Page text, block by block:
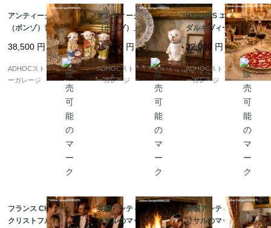
想像できます。とくにこの瓶が長らく薬品（エリクサー）を
保管していたのであれば、内容物の乾燥とともに沈着した痕
跡が白く残っていても不思議ではありません。※AIによる調
査を参考にしています。
アンティーク BONZO
（ボンゾ）音楽隊フィ
ギュア3体セット 日本
製 ビスク陶器 1930年
代ヴィンテージ
38,500 円
ADHOCストア・イエロ
ーガレージ
アンティーク「BONZO
（ボンゾ）」フレンチ
ブルドッグ陶器フィギ
ュア（1920年代・ドイ
ツ製）
16,500 円
ADHOCストア・イエロ
ーガレージ
HERMÈS エルメス “ガ
ダルキヴィール” デザ
ートプレート 21cm 赤
幾何学模様
22,000 円
ADHOCストア・イエロ
ーガレージ
フランス CHRISTOFLE
クリストフル 銀製ワイ
英国アンティーク 木彫
りサルのマッチホルダ
英国アンティーク 木彫
りサルのマッチホルダ